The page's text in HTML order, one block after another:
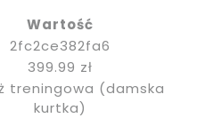
Wartość
2fc2ce382fa6
399.99 zł
treningowa (damska
kurtka)